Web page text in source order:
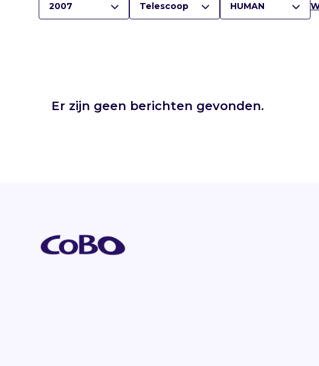
2007 Telescoop HUMAN
Er zijn geen berichten gevonden.